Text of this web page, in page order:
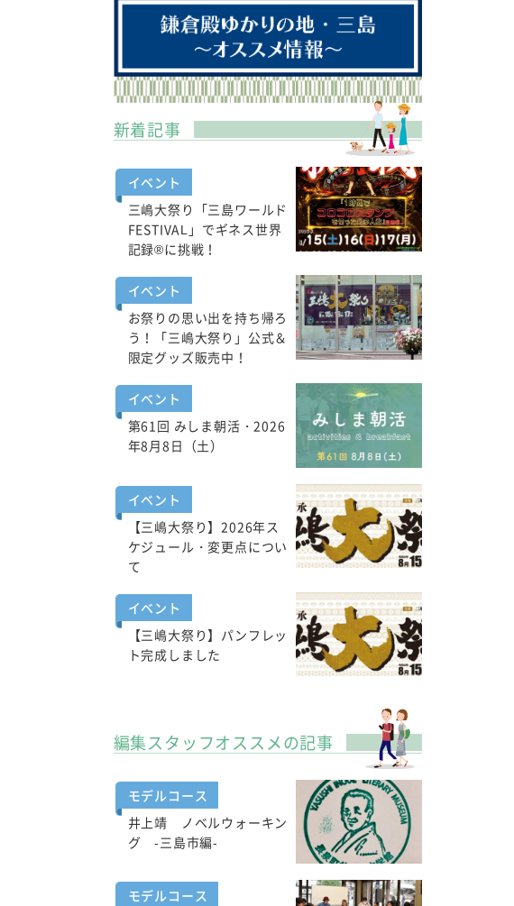
新着記事
イベント
三嶋大祭り「三島ワールド
FESTIVAL」でギネス世界
記録®に挑戦！
イベント
お祭りの思い出を持ち帰ろ
う！「三嶋大祭り」公式＆
限定グッズ販売中！
イベント
第61回 みしま朝活・2026
年8月8日（土）
イベント
【三嶋大祭り】2026年ス
ケジュール・変更点につい
て
イベント
【三嶋大祭り】パンフレッ
ト完成しました
編集スタッフオススメの記事
モデルコース
井上靖 ノベルウォーキン
グ -三島市編-
モデルコース